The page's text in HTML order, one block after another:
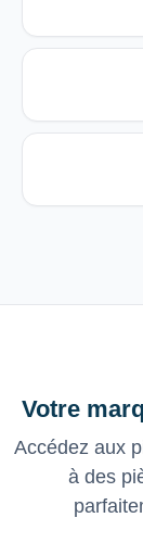
Votre
Accédez aux
à des